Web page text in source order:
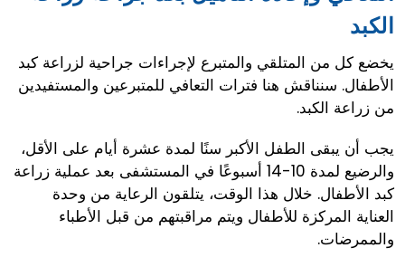
الكبد
يخضع كل من المتلقي والمتبرع لإجراءات جراحية لزراعة كبد
الأطفال. سنناقش هنا فترات التعافي للمتبرعين والمستفيدين
من زراعة الكبد.
يجب أن يبقى الطفل الأكبر سنًا لمدة عشرة أيام على الأقل،
والرضيع لمدة 10-14 أسبوعًا في المستشفى بعد عملية زراعة
كبد الأطفال. خلال هذا الوقت، يتلقون الرعاية من وحدة
العناية المركزة للأطفال ويتم مراقبتهم من قبل الأطباء
والممرضات.